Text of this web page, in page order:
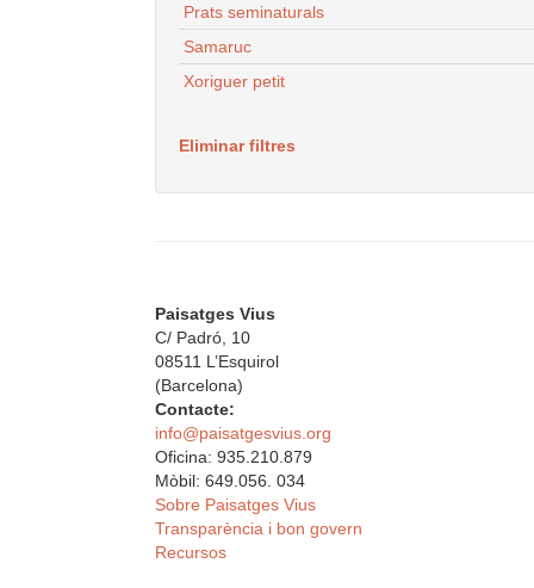
Prats seminaturals
Samaruc
Xoriguer petit
Eliminar filtres
Paisatges Vius
C/ Padró, 10
08511 L’Esquirol
(Barcelona)
Contacte:
info@paisatgesvius.org
Oficina: 935.210.879
Mòbil: 649.056. 034
Sobre Paisatges Vius
Transparència i bon govern
Recursos